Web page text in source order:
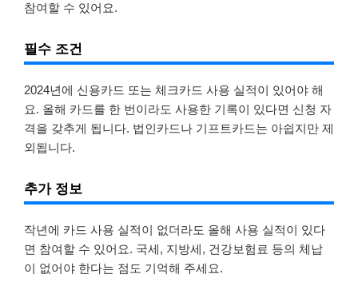
참여할 수 있어요.
필수 조건
2024년에 신용카드 또는 체크카드 사용 실적이 있어야 해
요. 올해 카드를 한 번이라도 사용한 기록이 있다면 신청 자
격을 갖추게 됩니다. 법인카드나 기프트카드는 아쉽지만 제
외됩니다.
추가 정보
작년에 카드 사용 실적이 없더라도 올해 사용 실적이 있다
면 참여할 수 있어요. 국세, 지방세, 건강보험료 등의 체납
이 없어야 한다는 점도 기억해 주세요.